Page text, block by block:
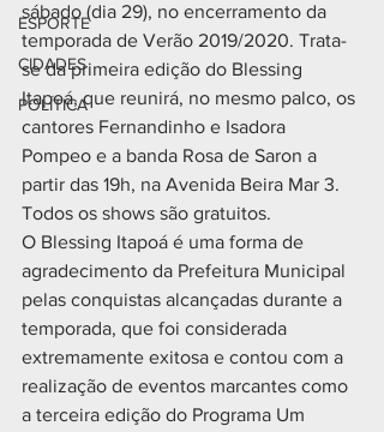
ESPORTE
CIDADES
POLÍTICA
sábado (dia 29), no encerramento da
temporada de Verão 2019/2020. Trata-
se da primeira edição do Blessing
Itapoá, que reunirá, no mesmo palco, os
cantores Fernandinho e Isadora
Pompeo e a banda Rosa de Saron a
partir das 19h, na Avenida Beira Mar 3.
Todos os shows são gratuitos.
O Blessing Itapoá é uma forma de
agradecimento da Prefeitura Municipal
pelas conquistas alcançadas durante a
temporada, que foi considerada
extremamente exitosa e contou com a
realização de eventos marcantes como
a terceira edição do Programa Um